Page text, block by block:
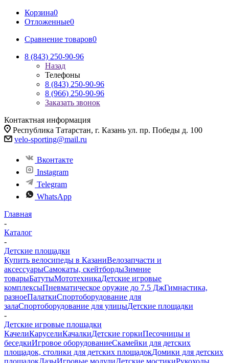
Корзина0
Отложенные0
Сравнение товаров0
8 (843) 250-90-96
Назад
Телефоны
8 (843) 250-90-96
8 (966) 250-90-96
Заказать звонок
Контактная информация
Республика Татарстан, г. Казань ул. пр. Победы д. 100
velo-sporting@mail.ru
Вконтакте
Instagram
Telegram
WhatsApp
Главная
-
Каталог
-
Детские площадки
Купить велосипеды в КазаниВелозапчасти и
аксессуарыСамокаты, скейтбордыЗимние
товарыБатутыМототехникаДетские игровые
комплексыПневматическое оружие до 7.5 ДжГимнастика,
разноеПалаткиСпортоборудование для
залаСпортоборудование для улицыДетские площадки
-
Детские игровые площадки
КачелиКаруселиКачалкиДетские горкиПесочницы и
беседкиИгровое оборудованиеСкамейки для детских
площадок, столики для детских площадокДомики для детских
площадокЛазыИгровые модулиДетские мостикиРукоходы